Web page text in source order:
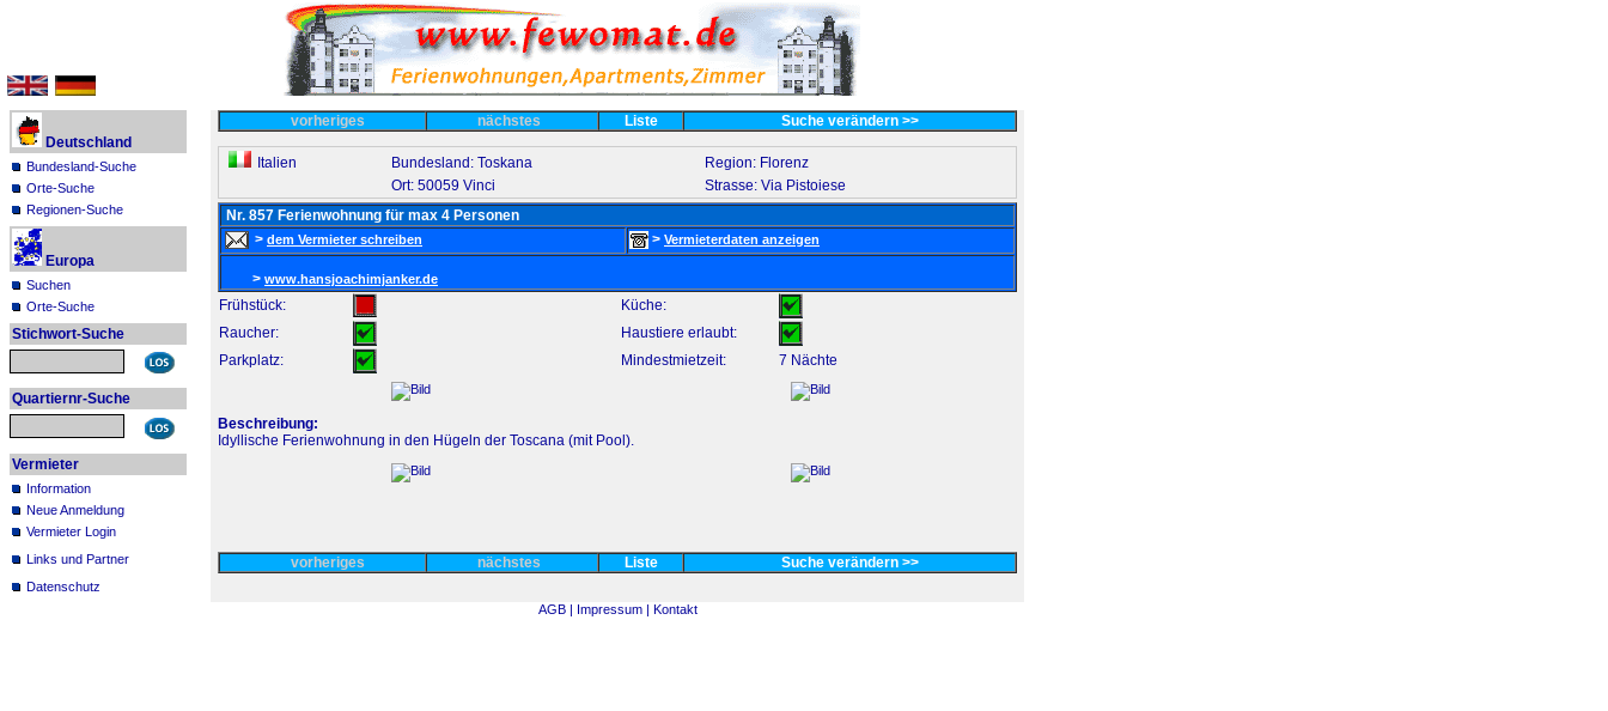
Deutschland
Bundesland-Suche
Orte-Suche
Regionen-Suche
Europa
Suchen
Orte-Suche
Stichwort-Suche
Quartiernr-Suche
Vermieter
Information
Neue Anmeldung
Vermieter Login
Links und Partner
Datenschutz
vorheriges nächstes Liste Suche verändern >>
Italien Bundesland: Toskana
Region: Florenz
Ort: 50059 Vinci
Strasse: Via Pistoiese
Nr. 857 Ferienwohnung für max 4 Personen
> dem Vermieter schreiben > Vermieterdaten anzeigen
> www.hansjoachimjanker.de
Frühstück:
Küche:
Raucher:
Haustiere erlaubt:
Parkplatz:
Mindestmietzeit: 7 Nächte
Beschreibung:
Idyllische Ferienwohnung in den Hügeln der Toscana (mit Pool).
vorheriges nächstes Liste Suche verändern >>
AGB | Impressum | Kontakt